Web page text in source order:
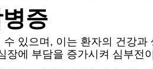
증
있으며, 이는 환자의 건강
에 부담을 증가시켜 심부전